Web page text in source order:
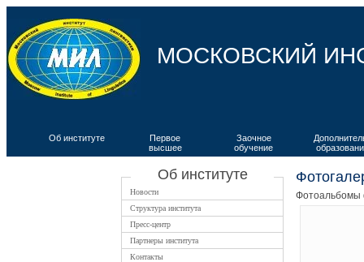
МОСКОВСКИЙ
Об институте
Первое
высшее
Заочное
обучение
Об институте
Новости
Структура института
Пресс-центр
Партнеры института
Контакты
Фотоальбомы